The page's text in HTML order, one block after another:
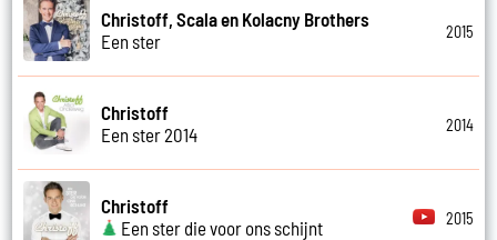
Christoff, Scala en Kolacny Brothers
Een ster
2015
Christoff
Een ster 2014
2014
Christoff
Een ster die voor ons schijnt
2015